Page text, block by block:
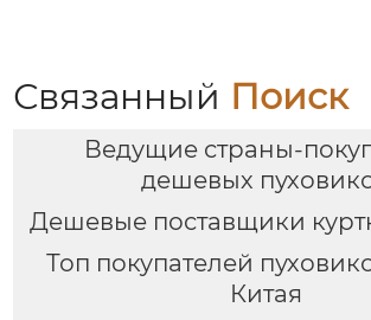
Связанный Поиск
Ведущие страны-
дешевых
Дешевые поставщики
Топ покупателей
Китая